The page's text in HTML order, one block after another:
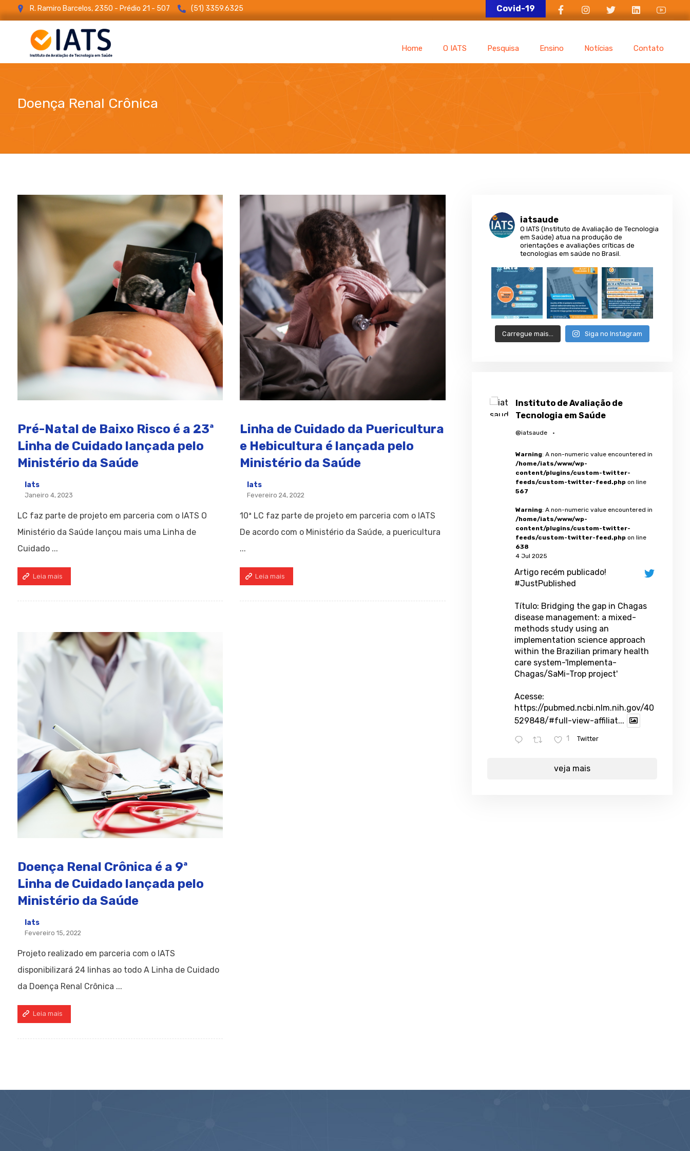
R. Ramiro Barcelos, 2350 - Prédio 21 - 507 (51) 3359.6325 Covid-19
Home O IATS Pesquisa Ensino Notícias Contato
Doença Renal Crônica
Pré-Natal de Baixo Risco é a 23ª
Linha de Cuidado lançada pelo
Ministério da Saúde
Iats
Janeiro 4, 2023
LC faz parte de projeto em parceria com o IATS O
Ministério da Saúde lançou mais uma Linha de
Cuidado ...
Leia mais
Linha de Cuidado da Puericultura
e Hebicultura é lançada pelo
Ministério da Saúde
Iats
Fevereiro 24, 2022
10ª LC faz parte de projeto em parceria com o IATS
De acordo com o Ministério da Saúde, a puericultura
...
Leia mais
Doença Renal Crônica é a 9ª
Linha de Cuidado lançada pelo
Ministério da Saúde
Iats
Fevereiro 15, 2022
Projeto realizado em parceria com o IATS
disponibilizará 24 linhas ao todo A Linha de Cuidado
da Doença Renal Crônica ...
Leia mais
iatsaude
O IATS (Instituto de Avaliação de Tecnologia
em Saúde) atua na produção de
orientações e avaliações críticas de
tecnologias em saúde no Brasil.
Carregue mais… Siga no Instagram
Instituto de Avaliação de
Tecnologia em Saúde
@iatsaude ·
Warning: A non-numeric value encountered in
/home/iats/www/wp-
content/plugins/custom-twitter-
feeds/custom-twitter-feed.php on line
567
Warning: A non-numeric value encountered in
/home/iats/www/wp-
content/plugins/custom-twitter-
feeds/custom-twitter-feed.php on line
638
4 Jul 2025
Artigo recém publicado!
#JustPublished
Título: Bridging the gap in Chagas
disease management: a mixed-
methods study using an
implementation science approach
within the Brazilian primary health
care system-'Implementa-
Chagas/SaMi-Trop project'
Acesse:
https://pubmed.ncbi.nlm.nih.gov/40
529848/#full-view-affiliat...
1 Twitter
veja mais